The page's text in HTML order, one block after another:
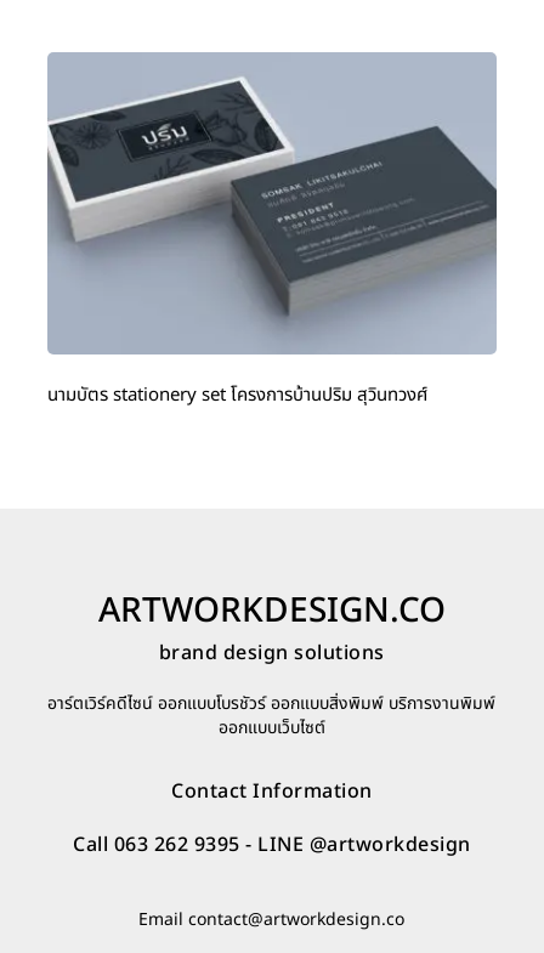
นามบัตร stationery set โครงการบ้านปริม สุวินทวงศ์
ARTWORKDESIGN.CO
brand design solutions
อาร์ตเวิร์คดีไซน์ ออกแบบโบรชัวร์ ออกแบบสิ่งพิมพ์ บริการงานพิมพ์
ออกแบบเว็บไซต์
Contact Information
Call 063 262 9395 - LINE @artworkdesign
Emailcontact@artworkdesign.co